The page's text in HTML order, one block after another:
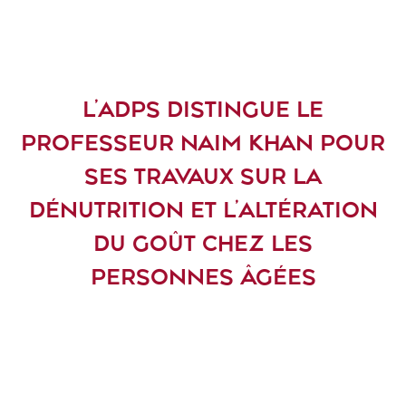
L’ADPS DISTINGUE LE
PROFESSEUR NAIM KHAN POUR
SES TRAVAUX SUR LA
DÉNUTRITION ET L’ALTÉRATION
DU GOÛT CHEZ LES
PERSONNES ÂGÉES